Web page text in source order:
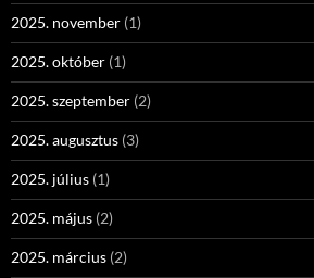
2025. november (1)
2025. október (1)
2025. szeptember (2)
2025. augusztus (3)
2025. július (1)
2025. május (2)
2025. március (2)